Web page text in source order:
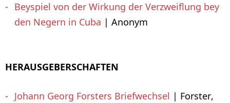
Beyspiel von der Wirkung der Verzweiflung bey
den Negern in Cuba | Anonym
HERAUSGEBERSCHAFTEN
Johann Georg Forsters Briefwechsel | Forster,